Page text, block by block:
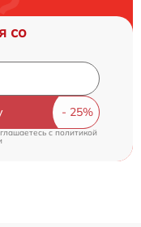
со
c политикой